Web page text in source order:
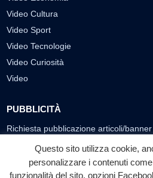
Video Cultura
Video Sport
Video Tecnologie
Video Curiosità
Video
PUBBLICITÀ
Richiesta pubblicazione articoli/banner
SEGUICI SUI SOCIAL
Questo sito utilizza cookie,
personalizzare i contenuti
funzionalità del sito, opzioni